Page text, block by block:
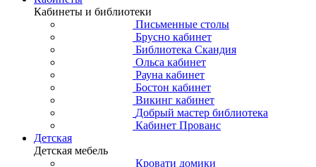
Кабинеты и библиотеки
Письменные столы
Брусно кабинет
Библиотека Скандия
Ольса кабинет
Рауна кабинет
Бостон кабинет
Викинг кабинет
Добрый мастер библиотека
Кабинет Прованс
Детская
Детская мебель
Кровати домики